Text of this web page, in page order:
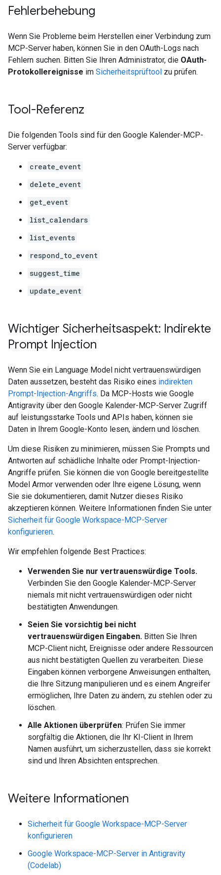
Fehlerbehebung
Wenn Sie Probleme beim Herstellen einer Verbindung zum
MCP-Server haben, können Sie in den OAuth-Logs nach
Fehlern suchen. Bitten Sie Ihren Administrator, die OAuth-
Protokollereignisse im Sicherheitsprüftool zu prüfen.
Tool-Referenz
Die folgenden Tools sind für den Google Kalender-MCP-
Server verfügbar:
create_event
delete_event
get_event
list_calendars
list_events
respond_to_event
suggest_time
update_event
Wichtiger Sicherheitsaspekt: Indirekte
Prompt Injection
Wenn Sie ein Language Model nicht vertrauenswürdigen
Daten aussetzen, besteht das Risiko eines indirekten
Prompt-Injection-Angriffs. Da MCP-Hosts wie Google
Antigravity über den Google Kalender-MCP-Server Zugriff
auf leistungsstarke Tools und APIs haben, können sie
Daten in Ihrem Google-Konto lesen, ändern und löschen.
Um diese Risiken zu minimieren, müssen Sie Prompts und
Antworten auf schädliche Inhalte oder Prompt-Injection-
Angriffe prüfen. Sie können die von Google bereitgestellte
Model Armor verwenden oder Ihre eigene Lösung, wenn
Sie sie dokumentieren, damit Nutzer dieses Risiko
akzeptieren können. Weitere Informationen finden Sie unter
Sicherheit für Google Workspace-MCP-Server
konfigurieren.
Wir empfehlen folgende Best Practices:
Verwenden Sie nur vertrauenswürdige Tools.
Verbinden Sie den Google Kalender-MCP-Server
niemals mit nicht vertrauenswürdigen oder nicht
bestätigten Anwendungen.
Seien Sie vorsichtig bei nicht
vertrauenswürdigen Eingaben. Bitten Sie Ihren
MCP-Client nicht, Ereignisse oder andere Ressourcen
aus nicht bestätigten Quellen zu verarbeiten. Diese
Eingaben können verborgene Anweisungen enthalten,
die Ihre Sitzung manipulieren und es einem Angreifer
ermöglichen, Ihre Daten zu ändern, zu stehlen oder zu
löschen.
Alle Aktionen überprüfen: Prüfen Sie immer
sorgfältig die Aktionen, die Ihr KI-Client in Ihrem
Namen ausführt, um sicherzustellen, dass sie korrekt
sind und Ihren Absichten entsprechen.
Weitere Informationen
Sicherheit für Google Workspace-MCP-Server
konfigurieren
Google Workspace-MCP-Server in Antigravity
(Codelab)